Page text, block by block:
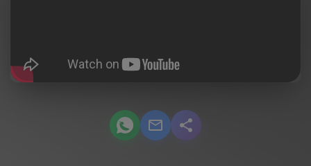
podcast.share-title WhatsApp
podcast.share-title Email
podcast.share-title